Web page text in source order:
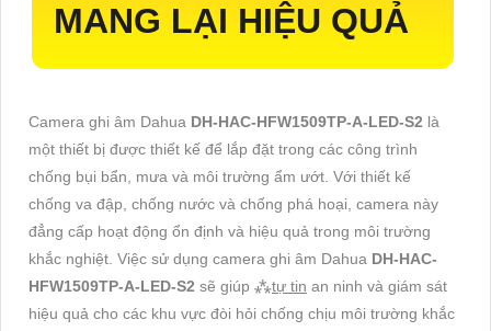
MANG LẠI HIỆU QUẢ
Camera ghi âm Dahua DH-HAC-HFW1509TP-A-LED-S2 là
một thiết bị được thiết kế để lắp đặt trong các công trình
chống bụi bẩn, mưa và môi trường ẩm ướt. Với thiết kế
chống va đập, chống nước và chống phá hoại, camera này
đẳng cấp hoạt động ổn định và hiệu quả trong môi trường
khắc nghiệt. Việc sử dụng camera ghi âm Dahua DH-HAC-
HFW1509TP-A-LED-S2 sẽ giúp ⁂tự tin an ninh và giám sát
hiệu quả cho các khu vực đòi hỏi chống chịu môi trường khắc